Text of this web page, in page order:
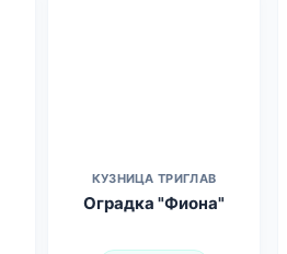
КУЗНИЦА ТРИГЛАВ
Оградка "Фиона"